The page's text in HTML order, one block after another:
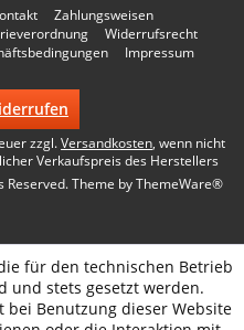
Zahlungsweisen
Widerrufsrecht
Impressum
zzgl.Versandkosten, wenn nicht
Verkaufspreis des Herstellers
Reserved. Theme byThemeWare®
für den technischen Betrieb
und stets gesetzt werden.
bei Benutzung dieser Website